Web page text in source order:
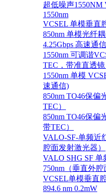
超低噪声1550NM
1550nm
VCSEL 单模垂直
850nm 单模光纤
4.25Gbps 高速通信
1550nm 可调谐
TEC，带准直透镜
1550nm 单模
速通信)
850nm TO46保偏
TEC）
850nm TO46保偏
带TEC）
VALO-SF-单频近
腔面发射激光器）
VALO SHG SF
750nm（垂直外腔
VCSEL单模垂直
894.6 nm 0.2mW